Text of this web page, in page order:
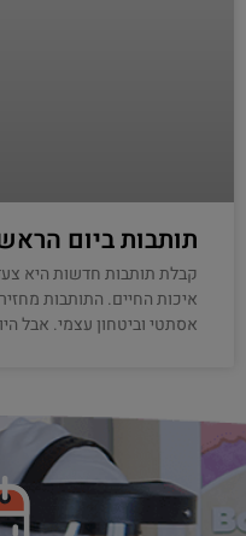
תותבות ביום
קבלת תותבות חדשות היא
איכות החיים. התותבות
אסתטי וביטחון עצמי. אבל